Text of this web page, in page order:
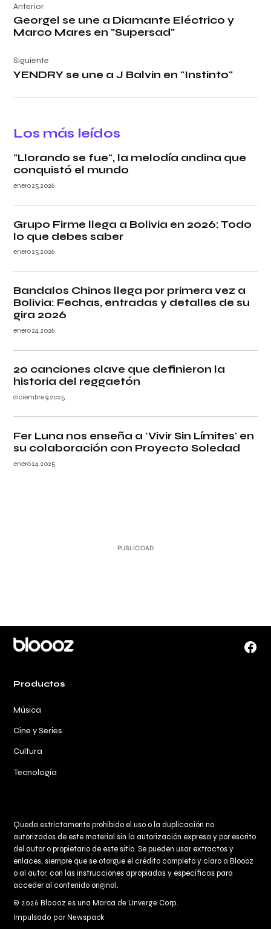
de
entradas
Anterior
Georgel se une a Diamante Eléctrico y
Marco Mares en "Supersad"
Siguiente
YENDRY se une a J Balvin en "Instinto"
Los más leídos
"Llorando se fue", la melodía andina que
conquistó el mundo
enero 25, 2026
Grupo Firme llega a Bolivia en 2026: Todo
lo que debes saber
enero 25, 2026
Bandalos Chinos llega por primera vez a
Bolivia: Fechas, entradas y detalles de su
gira 2026
enero 24, 2026
20 canciones clave que definieron la
historia del reggaetón
diciembre 9, 2025
Fer Luna nos enseña a 'Vivir Sin Límites' en
su colaboración con Proyecto Soledad
enero 24, 2025
Productos
Música
Cine y Series
Cultura
Tecnología
Queda estrictamente prohibido el uso o la duplicación no
autorizados de este material sin la autorización expresa y por escrito
del autor o propietario de este sitio. Se pueden usar extractos y
enlaces, siempre que se otorgue el crédito completo y claro aBloooz
o al autor, con las instrucciones apropiadas y específicas para
acceder al contenido original.
© 2026 Bloooz es una Marca de Unverge Corp.
Impulsado por Newspack